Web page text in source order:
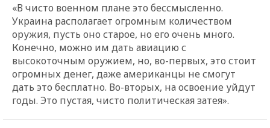
«В чисто военном плане это бессмысленно.
Украина располагает огромным количеством
оружия, пусть оно старое, но его очень много.
Конечно, можно им дать авиацию с
высокоточным оружием, но, во-первых, это стоит
огромных денег, даже американцы не смогут
дать это бесплатно. Во-вторых, на освоение уйдут
годы. Это пустая, чисто политическая затея».